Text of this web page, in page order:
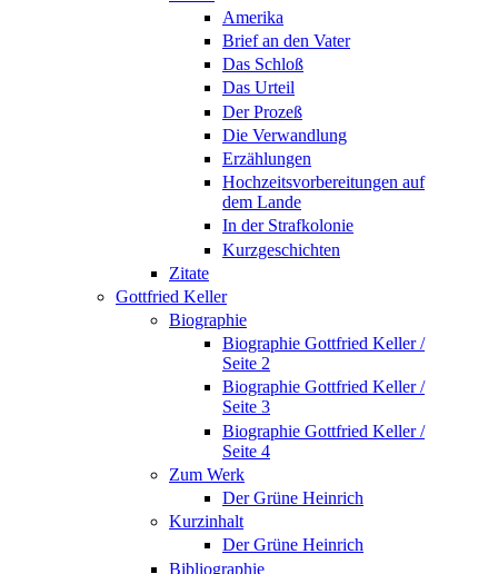
Amerika
Brief an den Vater
Das Schloß
Das Urteil
Der Prozeß
Die Verwandlung
Erzählungen
Hochzeitsvorbereitungen auf
dem Lande
In der Strafkolonie
Kurzgeschichten
Zitate
Gottfried Keller
Biographie
Biographie Gottfried Keller /
Seite 2
Biographie Gottfried Keller /
Seite 3
Biographie Gottfried Keller /
Seite 4
Zum Werk
Der Grüne Heinrich
Kurzinhalt
Der Grüne Heinrich
Bibliographie